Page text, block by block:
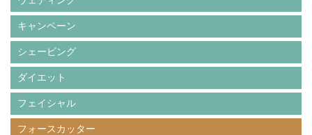
キャンペーン
シェービング
ダイエット
フェイシャル
フォースカッター